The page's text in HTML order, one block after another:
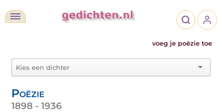
voeg je poëzie toe
Poëzie
1898 - 1936